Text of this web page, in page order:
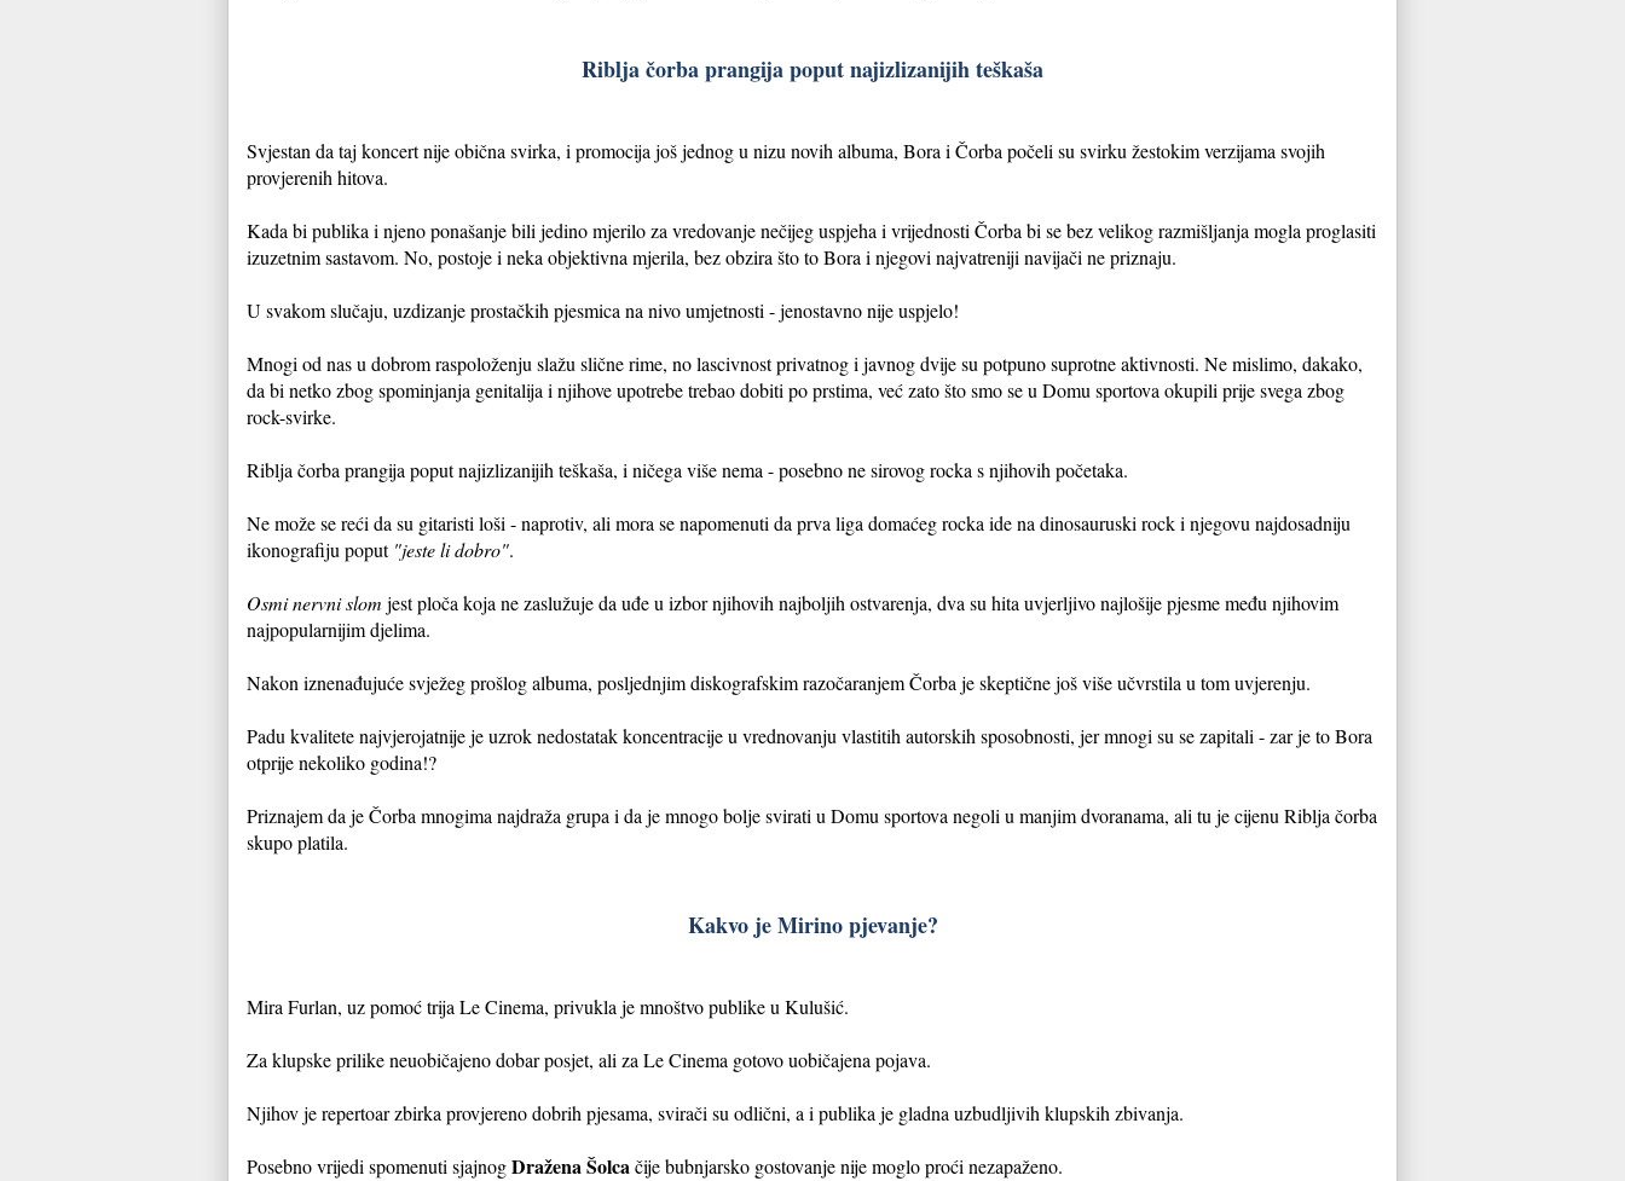
Riblja čorba prangija poput najizlizanijih teškaša
Svjestan da taj koncert nije obična svirka, i promocija još jednog u nizu novih albuma, Bora i Čorba počeli su svirku žestokim verzijama svojih
provjerenih hitova.
Kada bi publika i njeno ponašanje bili jedino mjerilo za vredovanje nečijeg uspjeha i vrijednosti Čorba bi se bez velikog razmišljanja mogla proglasiti
izuzetnim sastavom. No, postoje i neka objektivna mjerila, bez obzira što to Bora i njegovi najvatreniji navijači ne priznaju.
U svakom slučaju, uzdizanje prostačkih pjesmica na nivo umjetnosti - jenostavno nije uspjelo!
Mnogi od nas u dobrom raspoloženju slažu slične rime, no lascivnost privatnog i javnog dvije su potpuno suprotne aktivnosti. Ne mislimo, dakako,
da bi netko zbog spominjanja genitalija i njihove upotrebe trebao dobiti po prstima, već zato što smo se u Domu sportova okupili prije svega zbog
rock-svirke.
Riblja čorba prangija poput najizlizanijih teškaša, i ničega više nema - posebno ne sirovog rocka s njihovih početaka.
Ne može se reći da su gitaristi loši - naprotiv, ali mora se napomenuti da prva liga domaćeg rocka ide na dinosauruski rock i njegovu najdosadniju
ikonografiju poput "jeste li dobro".
Osmi nervni slom jest ploča koja ne zaslužuje da uđe u izbor njihovih najboljih ostvarenja, dva su hita uvjerljivo najlošije pjesme među njihovim
najpopularnijim djelima.
Nakon iznenađujuće svježeg prošlog albuma, posljednjim diskografskim razočaranjem Čorba je skeptične još više učvrstila u tom uvjerenju.
Padu kvalitete najvjerojatnije je uzrok nedostatak koncentracije u vrednovanju vlastitih autorskih sposobnosti, jer mnogi su se zapitali - zar je to Bora
otprije nekoliko godina!?
Priznajem da je Čorba mnogima najdraža grupa i da je mnogo bolje svirati u Domu sportova negoli u manjim dvoranama, ali tu je cijenu Riblja čorba
skupo platila.
Kakvo je Mirino pjevanje?
Mira Furlan, uz pomoć trija Le Cinema, privukla je mnoštvo publike u Kulušić.
Za klupske prilike neuobičajeno dobar posjet, ali za Le Cinema gotovo uobičajena pojava.
Njihov je repertoar zbirka provjereno dobrih pjesama, svirači su odlični, a i publika je gladna uzbudljivih klupskih zbivanja.
Posebno vrijedi spomenuti sjajnogDražena Šolca čije bubnjarsko gostovanje nije moglo proći nezapaženo.